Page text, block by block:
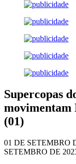
Supercopas
movimentam
(01)
01 DE SETEMBRO
SETEMBRO DE